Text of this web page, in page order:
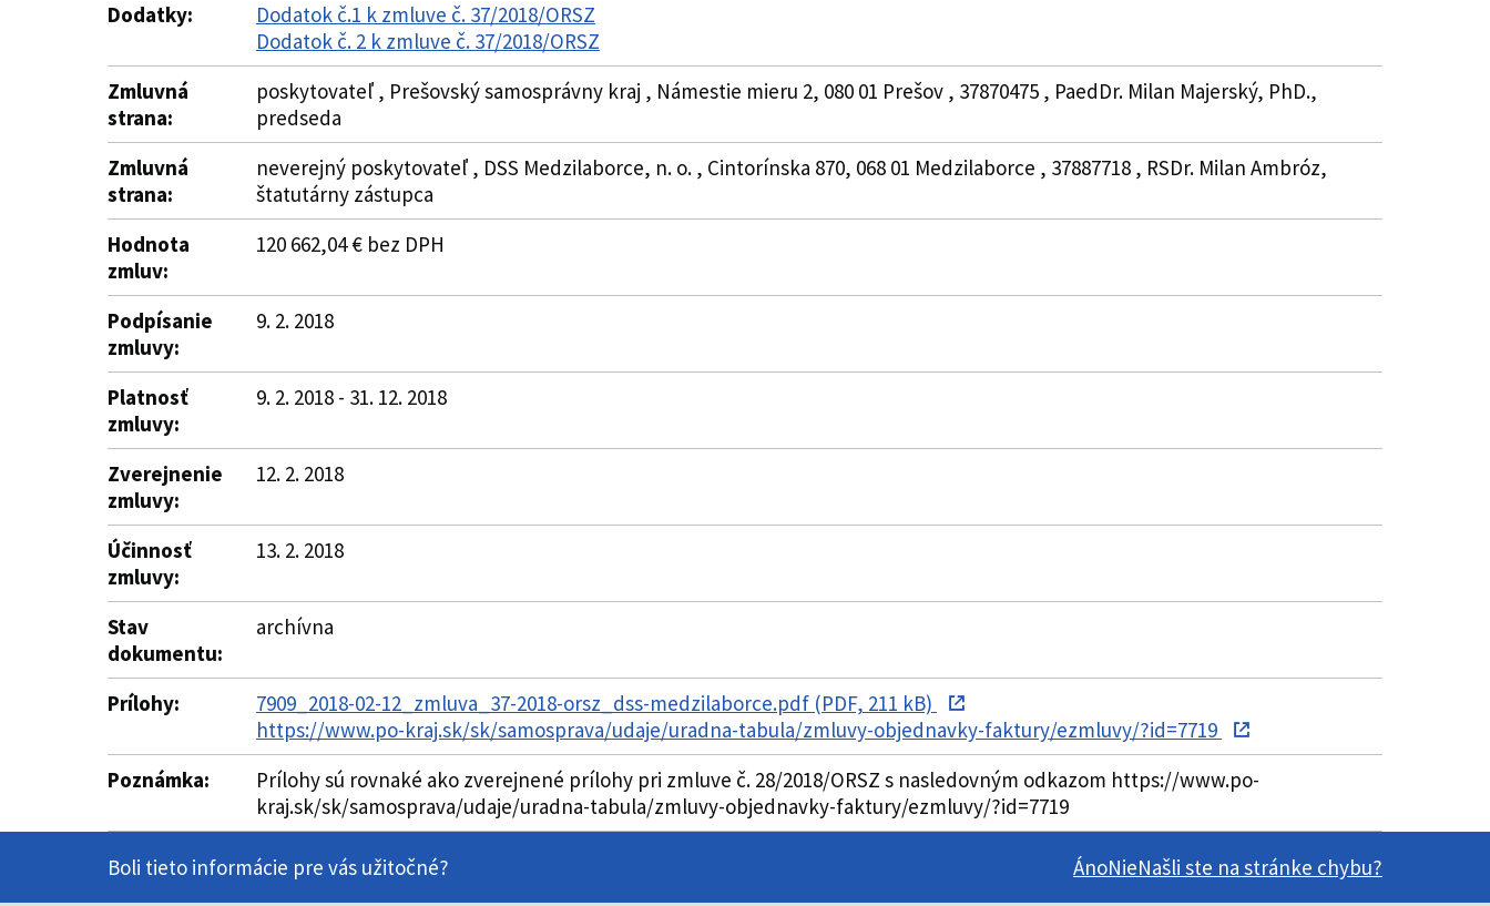
Dodatky:
Dodatok č.1 k zmluve č. 37/2018/ORSZ
Dodatok č. 2 k zmluve č. 37/2018/ORSZ
Zmluvná
strana:
poskytovateľ , Prešovský samosprávny kraj , Námestie mieru 2, 080 01 Prešov , 37870475 , PaedDr. Milan Majerský, PhD.,
predseda
Zmluvná
strana:
neverejný poskytovateľ , DSS Medzilaborce, n. o. , Cintorínska 870, 068 01 Medzilaborce , 37887718 , RSDr. Milan Ambróz,
štatutárny zástupca
Hodnota
zmluv:
120 662,04 € bez DPH
Podpísanie
zmluvy:
9. 2. 2018
Platnosť
zmluvy:
9. 2. 2018 - 31. 12. 2018
Zverejnenie
zmluvy:
12. 2. 2018
Účinnosť
zmluvy:
13. 2. 2018
Stav
dokumentu:
archívna
Prílohy:
7909_2018-02-12_zmluva_37-2018-orsz_dss-medzilaborce.pdf (PDF, 211 kB)
https://www.po-kraj.sk/sk/samosprava/udaje/uradna-tabula/zmluvy-objednavky-faktury/ezmluvy/?id=7719
Poznámka:
Prílohy sú rovnaké ako zverejnené prílohy pri zmluve č. 28/2018/ORSZ s nasledovným odkazom https://www.po-
kraj.sk/sk/samosprava/udaje/uradna-tabula/zmluvy-objednavky-faktury/ezmluvy/?id=7719
Boli tieto informácie pre vás užitočné? ÁnoNieNašli ste na stránke chybu?